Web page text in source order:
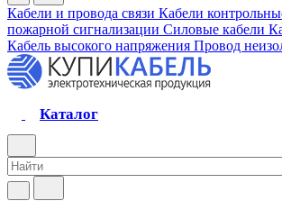
Кабели и провода связи Кабели
пожарной сигнализации Силовые кабели
Кабель высокого напряжения Провод
Каталог